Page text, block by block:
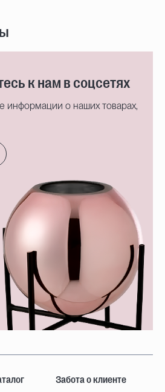
к нам в соцсетях
информации о наших товарах,
Забота о клиенте